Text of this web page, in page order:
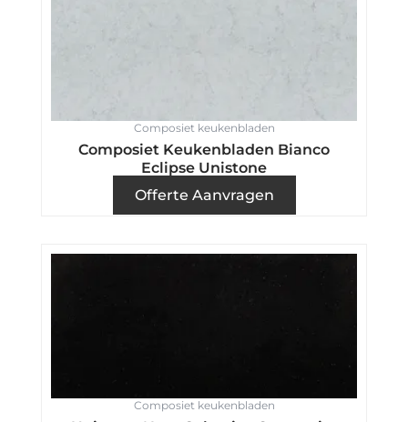
Composiet keukenbladen
Composiet Keukenbladen Bianco
Eclipse Unistone
Offerte Aanvragen
Composiet keukenbladen